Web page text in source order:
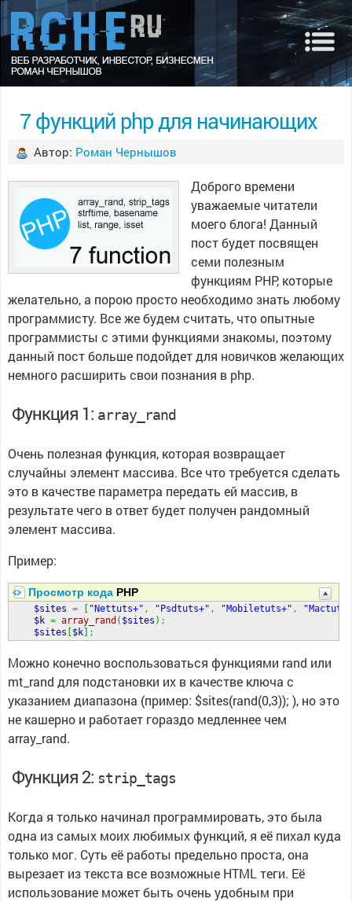
7 функций php для начинающих
Автор: Роман Чернышов
Доброго времени
уважаемые читатели
моего блога! Данный
пост будет посвящен
семи полезным
функциям PHP, которые
желательно, а порою просто необходимо знать любому
программисту. Все же будем считать, что опытные
программисты с этими функциями знакомы, поэтому
данный пост больше подойдет для новичков желающих
немного расширить свои познания в php.
Функция 1: array_rand
Очень полезная функция, которая возвращает
случайны элемент массива. Все что требуется сделать
это в качестве параметра передать ей массив, в
результате чего в ответ будет получен рандомный
элемент массива.
Пример:
Просмотр кодаPHP
$sites = "Nettuts+" , "Psdtuts+" , "Mobiletuts+" ,
$k = array_rand ( $sites ) ;
$sites
$k] ;
Можно конечно воспользоваться функциями rand или
mt_rand для подстановки их в качестве ключа с
указанием диапазона (пример: $sites(rand(0,3)); ), но это
не кашерно и работает гораздо медленнее чем
array_rand.
Функция 2: strip_tags
Когда я только начинал программировать, это была
одна из самых моих любимых функций, я её пихал куда
только мог. Суть её работы предельно проста, она
вырезает из текста все возможные HTML теги. Её
использование может быть очень удобным при